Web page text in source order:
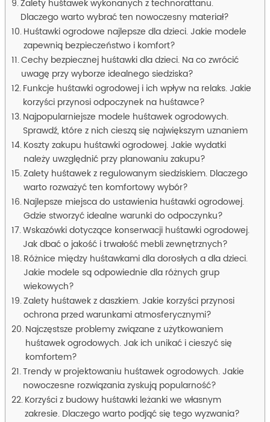
Zalety huśtawek wykonanych z technorattanu.
Dlaczego warto wybrać ten nowoczesny materiał?
Huśtawki ogrodowe najlepsze dla dzieci. Jakie modele
zapewnią bezpieczeństwo i komfort?
Cechy bezpiecznej huśtawki dla dzieci. Na co zwrócić
uwagę przy wyborze idealnego siedziska?
Funkcje huśtawki ogrodowej i ich wpływ na relaks. Jakie
korzyści przynosi odpoczynek na huśtawce?
Najpopularniejsze modele huśtawek ogrodowych.
Sprawdź, które z nich cieszą się największym uznaniem
Koszty zakupu huśtawki ogrodowej. Jakie wydatki
należy uwzględnić przy planowaniu zakupu?
Zalety huśtawek z regulowanym siedziskiem. Dlaczego
warto rozważyć ten komfortowy wybór?
Najlepsze miejsca do ustawienia huśtawki ogrodowej.
Gdzie stworzyć idealne warunki do odpoczynku?
Wskazówki dotyczące konserwacji huśtawki ogrodowej.
Jak dbać o jakość i trwałość mebli zewnętrznych?
Różnice między huśtawkami dla dorosłych a dla dzieci.
Jakie modele są odpowiednie dla różnych grup
wiekowych?
Zalety huśtawek z daszkiem. Jakie korzyści przynosi
ochrona przed warunkami atmosferycznymi?
Najczęstsze problemy związane z użytkowaniem
huśtawek ogrodowych. Jak ich unikać i cieszyć się
komfortem?
Trendy w projektowaniu huśtawek ogrodowych. Jakie
nowoczesne rozwiązania zyskują popularność?
Korzyści z budowy huśtawki leżanki we własnym
zakresie. Dlaczego warto podjąć się tego wyzwania?